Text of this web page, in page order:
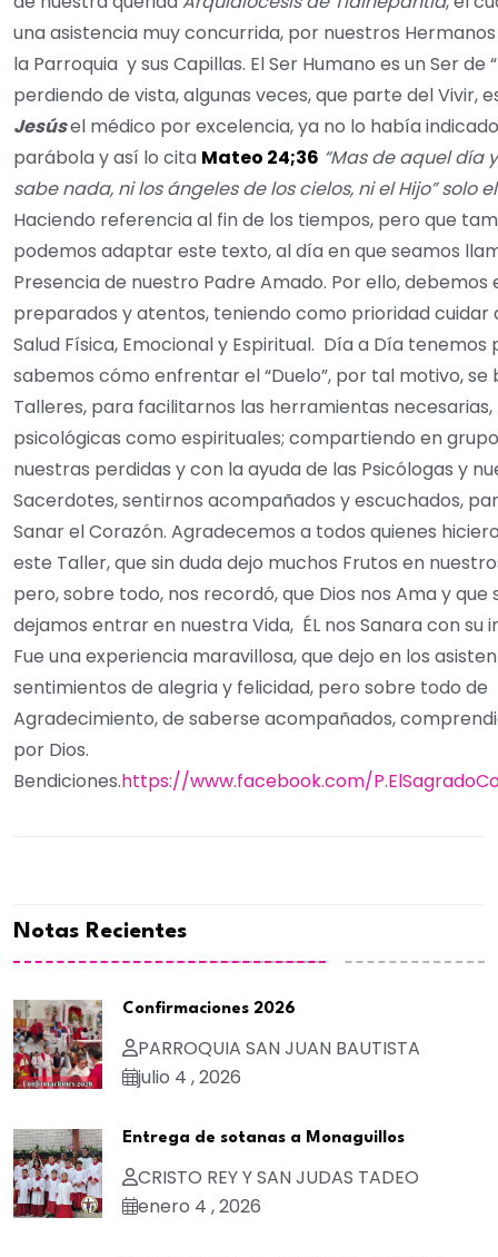
una asistencia muy concurrida, por nuestros
la Parroquia y sus Capillas. El Ser Humano es un Ser de
perdiendo de vista, algunas veces, que parte del Vivir,
Jesúsel médico por excelencia, ya no lo había
parábola y así lo cita Mateo 24;36 “Mas de aquel día
sabe nada, ni los ángeles de los cielos, ni el Hijo” solo
Haciendo referencia al fin de los tiempos, pero que
podemos adaptar este texto, al día en que seamos
Presencia de nuestro Padre Amado. Por ello, debemos
preparados y atentos, teniendo como prioridad cuidar
Salud Física, Emocional y Espiritual. Día a Día tenemos
sabemos cómo enfrentar el “Duelo”, por tal motivo, se
Talleres, para facilitarnos las herramientas
psicológicas como espirituales; compartiendo en
nuestras perdidas y con la ayuda de las Psicólogas y
Sacerdotes, sentirnos acompañados y escuchados,
Sanar el Corazón. Agradecemos a todos quienes
este Taller, que sin duda dejo muchos Frutos en
pero, sobre todo, nos recordó, que Dios nos Ama y que
dejamos entrar en nuestra Vida, ÉL nos Sanara con su
Fue una experiencia maravillosa, que dejo en los
sentimientos de alegria y felicidad, pero sobre todo de
Agradecimiento, de saberse acompañados,
por Dios.
Bendiciones.https://www.facebook.com/
Notas Recientes
Confirmaciones 2026
PARROQUIA SAN JUAN BAUTISTA
julio 4 , 2026
Entrega de sotanas a Monaguillos
CRISTO REY Y SAN JUDAS TADEO
enero 4 , 2026